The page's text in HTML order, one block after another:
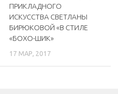
ПРИКЛАДНОГО
ИСКУССТВА СВЕТЛАНЫ
БИРЮКОВОЙ «В СТИЛЕ
«БОХО-ШИК»
17 МАР, 2017